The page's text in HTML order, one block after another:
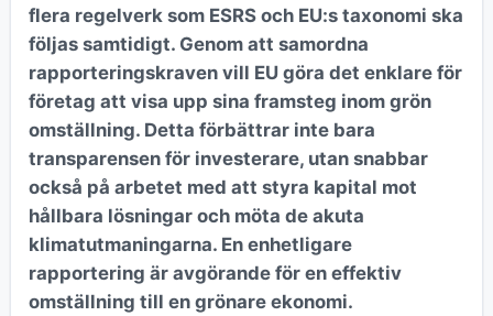
flera regelverk som ESRS och EU:s taxonomi ska
följas samtidigt. Genom att samordna
rapporteringskraven vill EU göra det enklare för
företag att visa upp sina framsteg inom grön
omställning. Detta förbättrar inte bara
transparensen för investerare, utan snabbar
också på arbetet med att styra kapital mot
hållbara lösningar och möta de akuta
klimatutmaningarna. En enhetligare
rapportering är avgörande för en effektiv
omställning till en grönare ekonomi.